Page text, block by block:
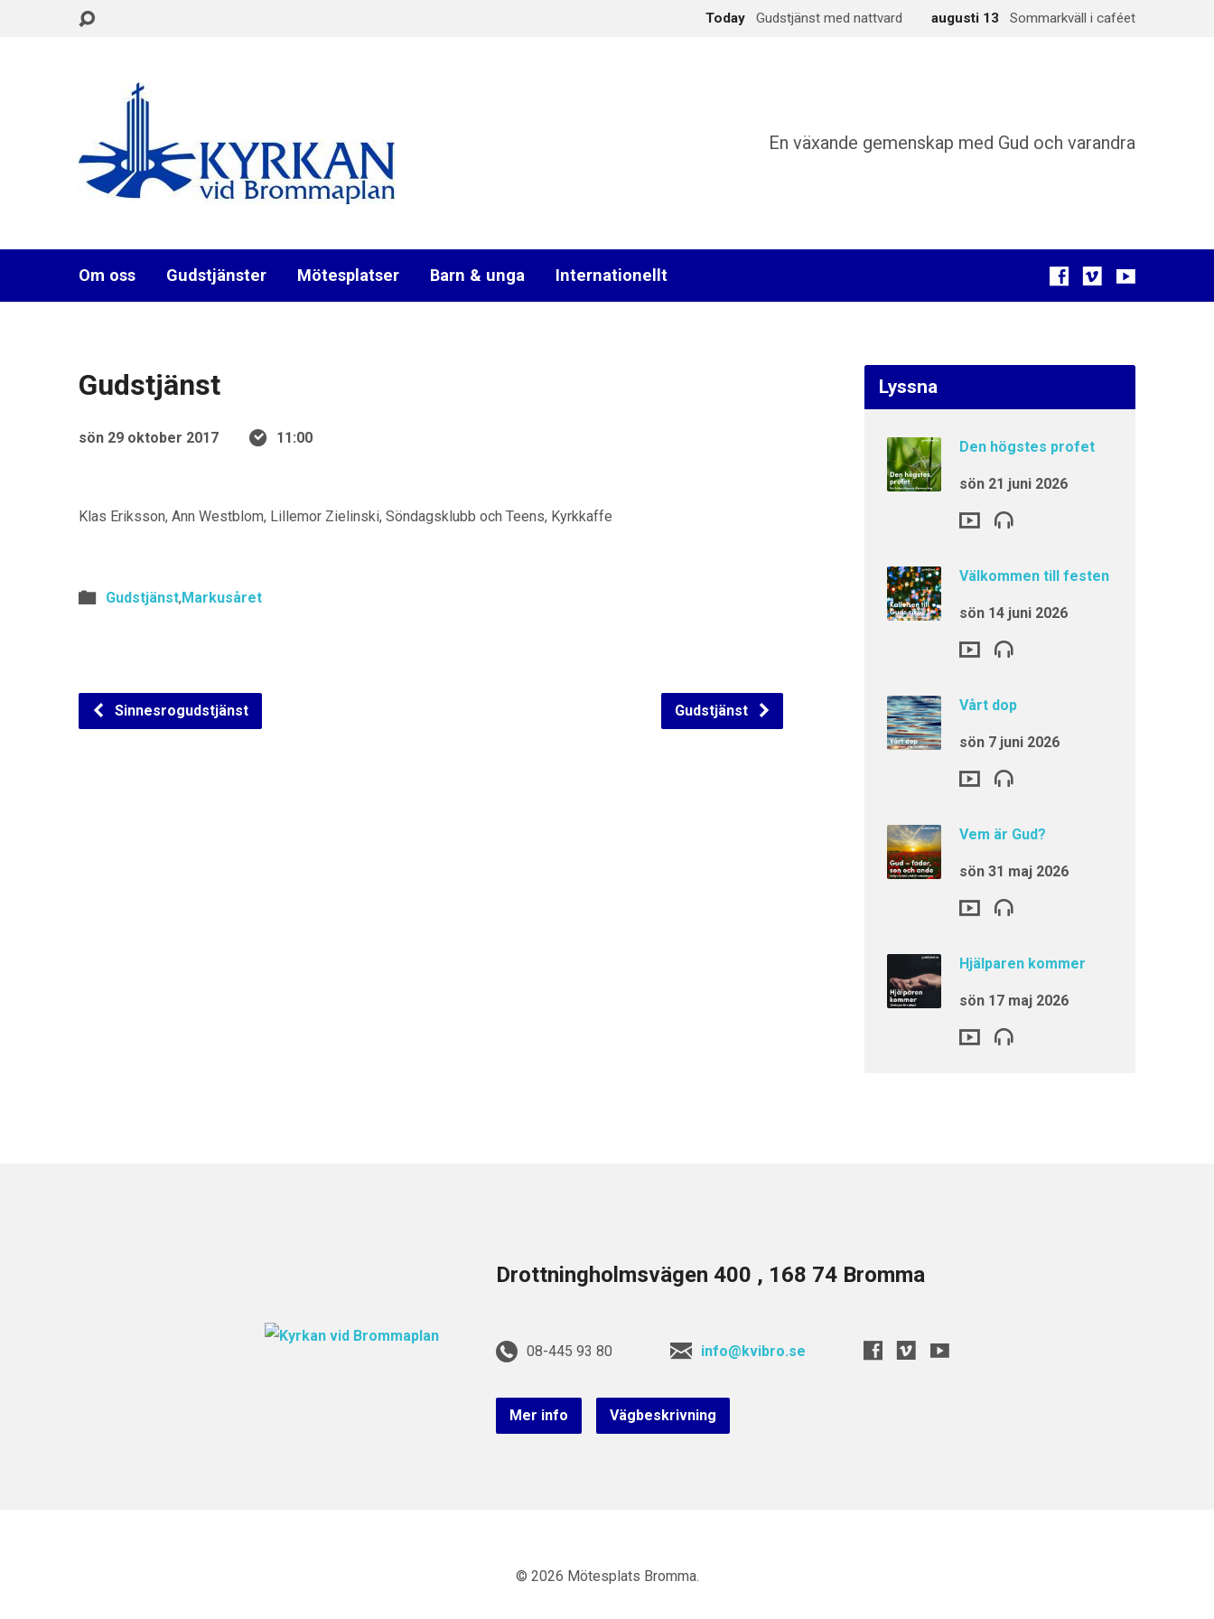
Today Gudstjänst med nattvard augusti 13 Sommarkväll i caféet
En växande gemenskap med Gud och varandra
Om oss Gudstjänster Mötesplatser Barn & unga Internationellt
Gudstjänst
sön 29 oktober 2017 11:00
Klas Eriksson, Ann Westblom, Lillemor Zielinski, Söndagsklubb och Teens, Kyrkkaffe
Gudstjänst,Markusåret
Sinnesrogudstjänst Gudstjänst
Lyssna
Den högstes profet
sön 21 juni 2026
Välkommen till festen
sön 14 juni 2026
Vårt dop
sön 7 juni 2026
Vem är Gud?
sön 31 maj 2026
Hjälparen kommer
sön 17 maj 2026
Drottningholmsvägen 400 , 168 74 Bromma
08-445 93 80 info@kvibro.se
Mer info Vägbeskrivning
© 2026 Mötesplats Bromma.